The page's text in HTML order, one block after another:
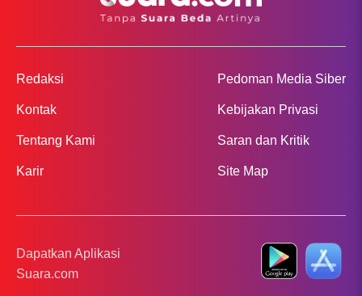
Redaksi
Kontak
Tentang Kami
Karir
Pedoman Media Siber
Kebijakan Privasi
Saran dan Kritik
Site Map
Dapatkan Aplikasi
Suara.com